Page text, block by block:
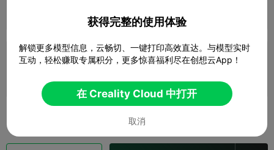
0.16mm layer, 2 walls, 10 infill
获得完整的使用体验
解锁更多模型信息，云畅切、一键打印高效直达。与模型实时
互动，轻松赚取专属积分，更多惊喜福利尽在创想云App！
在 Creality Cloud 中打开
取消